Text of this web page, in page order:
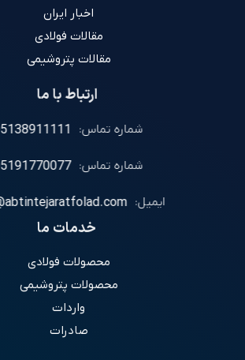
اخبار ایران
مقالات فولادی
مقالات پتروشیمی
ارتباط با ما
شماره تماس:
شماره تماس:
ایمیل:
خدمات ما
محصولات فولادی
محصولات پتروشیمی
واردات
صادرات